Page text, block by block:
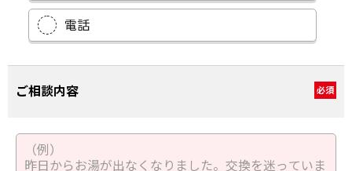
電話
ご相談内容 必須